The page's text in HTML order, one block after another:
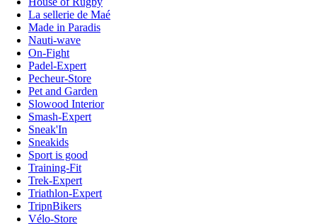
La sellerie de Maé
Made in Paradis
Nauti-wave
On-Fight
Padel-Expert
Pecheur-Store
Pet and Garden
Slowood Interior
Smash-Expert
Sneak'In
Sneakids
Sport is good
Training-Fit
Trek-Expert
Triathlon-Expert
TripnBikers
Vélo-Store